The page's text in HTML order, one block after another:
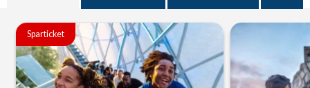
Sparticket